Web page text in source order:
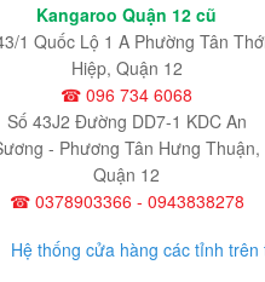
Kangaroo Quận 12 cũ
1 Quốc Lộ 1 A Phường Tân
Hiệp, Quận 12
☎ 096 734 6068
Số 43J2 Đường DD7-1 KDC An
- Phương Tân Hưng Thuận,
Quận 12
☎ 0378903366 - 0943838278
Hệ thống cửa hàng các tỉnh